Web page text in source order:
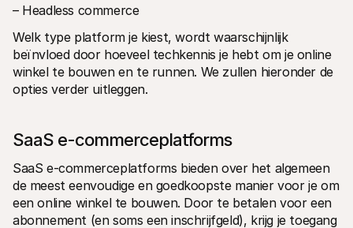
– Headless commerce
Welk type platform je kiest, wordt waarschijnlijk
beïnvloed door hoeveel techkennis je hebt om je online
winkel te bouwen en te runnen. We zullen hieronder de
opties verder uitleggen.
SaaS e-commerceplatforms
SaaS e-commerceplatforms bieden over het algemeen
de meest eenvoudige en goedkoopste manier voor je om
een online winkel te bouwen. Door te betalen voor een
abonnement (en soms een inschrijfgeld), krijg je toegang